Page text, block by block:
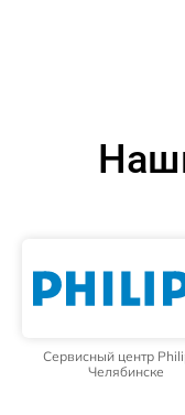
Сервисный центр
Челябинске